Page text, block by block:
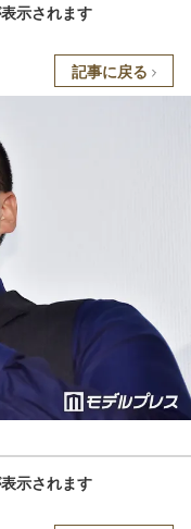
示されます
記事に戻る
示されます